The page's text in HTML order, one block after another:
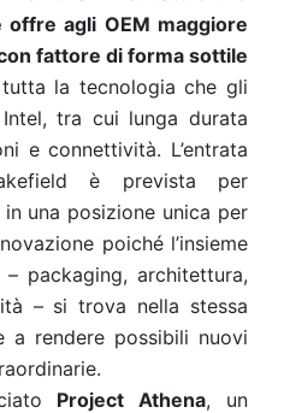
agli OEM maggiore
fattore di forma sottile
la tecnologia che gli
tra cui lunga durata
e connettività. L’entrata
è prevista per
in una posizione unica per
poiché l’insieme
packaging, architettura,
– si trova nella stessa
a rendere possibili nuovi
Project Athena, un